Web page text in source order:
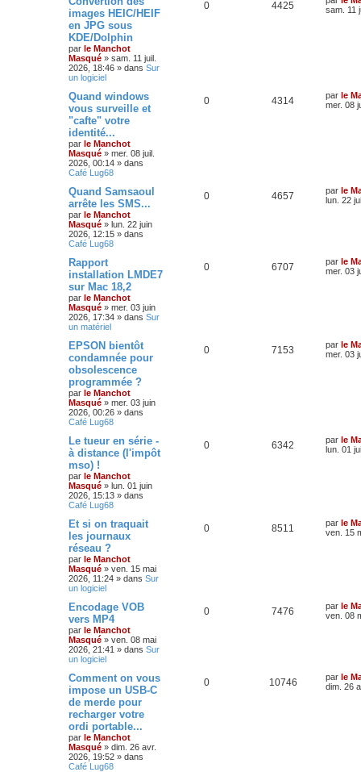
images HEIC/HEIF
en JPG sous
KDE/Dolphin
par le Manchot
Masqué » sam. 11 juil.
2026, 18:46 » dans Sur
un logiciel
0 4425
sam. 11
Quand windows
vous surveille et
"cafte" votre
identité...
par le Manchot
Masqué » mer. 08 juil.
2026, 00:14 » dans
Café Lug68
0 4314 par le
mer. 08
Quand Samsaoul
arrête les SMS...
par le Manchot
Masqué » lun. 22 juin
2026, 12:15 » dans
Café Lug68
0 4657 par le
lun. 22
Rapport
installation LMDE7
sur Mac 18,2
par le Manchot
Masqué » mer. 03 juin
2026, 17:34 » dans Sur
un matériel
0 6707 par le
mer. 03
EPSON bientôt
condamnée pour
obsolescence
programmée ?
par le Manchot
Masqué » mer. 03 juin
2026, 00:26 » dans
Café Lug68
0 7153 par le
mer. 03
Le tueur en série -
à distance (l'impôt
mso) !
par le Manchot
Masqué » lun. 01 juin
2026, 15:13 » dans
Café Lug68
0 6342 par le
lun. 01
Et si on traquait
les journaux
réseau ?
par le Manchot
Masqué » ven. 15 mai
2026, 11:24 » dans Sur
un logiciel
0 8511 par le
ven. 15
Encodage VOB
vers MP4
par le Manchot
Masqué » ven. 08 mai
2026, 21:41 » dans Sur
un logiciel
0 7476 par le
ven. 08
Comment on vous
impose un USB-C
de merde pour
recharger votre
ordi portable...
par le Manchot
Masqué » dim. 26 avr.
2026, 19:52 » dans
Café Lug68
0 10746 par le
dim. 26